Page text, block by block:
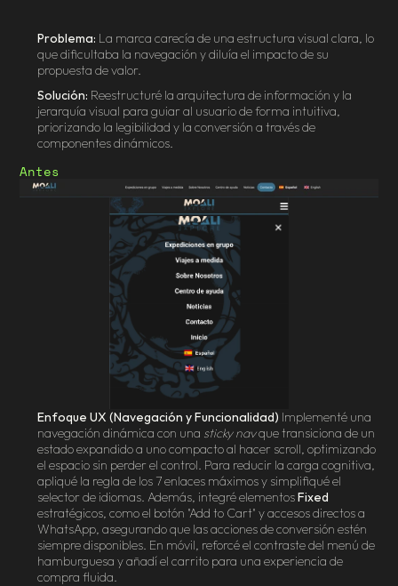
Problema: La marca carecía de una estructura visual clara, lo
que dificultaba la navegación y diluía el impacto de su
propuesta de valor.
Solución: Reestructuré la arquitectura de información y la
jerarquía visual para guiar al usuario de forma intuitiva,
priorizando la legibilidad y la conversión a través de
componentes dinámicos.
Antes
Enfoque UX (Navegación y Funcionalidad) Implementé una
navegación dinámica con una sticky nav que transiciona de un
estado expandido a uno compacto al hacer scroll, optimizando
el espacio sin perder el control. Para reducir la carga cognitiva,
apliqué la regla de los 7 enlaces máximos y simplifiqué el
selector de idiomas. Además, integré elementos Fixed
estratégicos, como el botón "Add to Cart" y accesos directos a
WhatsApp, asegurando que las acciones de conversión estén
siempre disponibles. En móvil, reforcé el contraste del menú de
hamburguesa y añadí el carrito para una experiencia de
compra fluida.